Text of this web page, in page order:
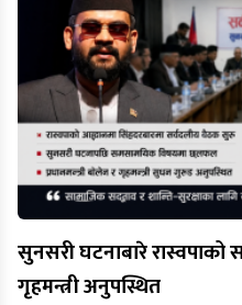
सुनसरी घटनाबारे रास्वपाको
गृहमन्त्री अनुपस्थित